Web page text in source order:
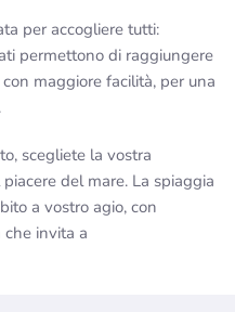
per accogliere tutti:
permettono di raggiungere
maggiore facilità, per una
scegliete la vostra
del mare. La spiaggia
a vostro agio, con
che invita a